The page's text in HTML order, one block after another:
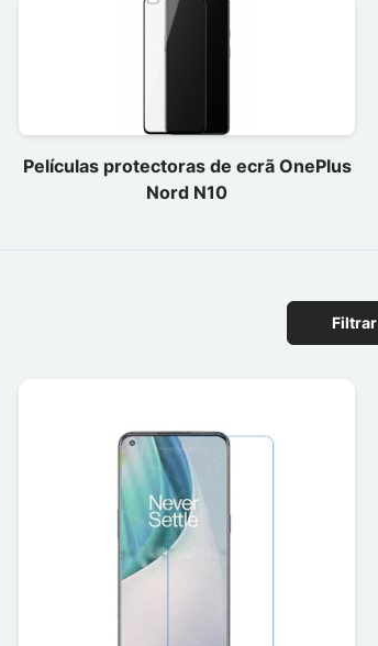
Películas protectoras de ecrã OnePlus
Nord N10
Filtrar